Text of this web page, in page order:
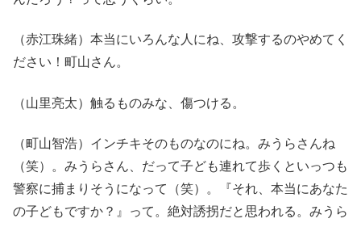
（赤江珠緒）本当にいろんな人にね、攻撃するのやめてく
ださい！町山さん。
（山里亮太）触るものみな、傷つける。
（町山智浩）インチキそのものなのにね。みうらさんね
（笑）。みうらさん、だって子ども連れて歩くといっつも
警察に捕まりそうになって（笑）。『それ、本当にあなた
の子どもですか？』って。絶対誘拐だと思われる。みうら